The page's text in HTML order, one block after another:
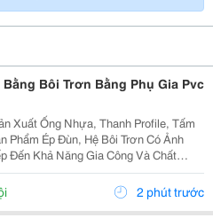
Bôi Trơn Bằng Phụ Gia Pvc
Phẩm Ép Đùn, Hệ Bôi Trơn Có Ảnh
Đến Khả Năng Gia Công Và Chất
Nếu Lượng Chất Bôi Trơn Không
Có Thể Bị Dính Thiết Bị, Khó Nóng
2 phút trước